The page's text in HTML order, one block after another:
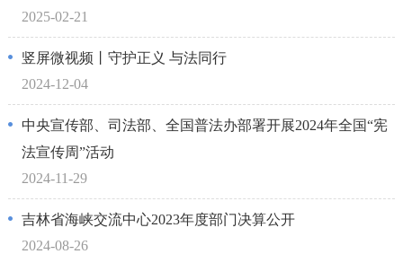
2025-02-21
竖屏微视频丨守护正义 与法同行
2024-12-04
中央宣传部、司法部、全国普法办部署开展2024年全国“宪
法宣传周”活动
2024-11-29
吉林省海峡交流中心2023年度部门决算公开
2024-08-26